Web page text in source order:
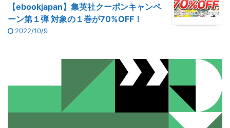
【ebookjapan】集英社クーポンキャンペ
ーン第１弾 対象の１巻が70%OFF！
2022/10/9